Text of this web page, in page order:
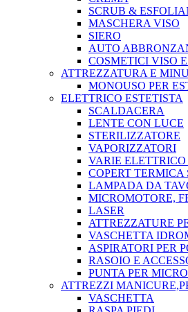
SCRUB &
MASCHERA VISO
SIERO
AUTO
COSMETICI VISO
ATTREZZATURA E
MONOUSO PER
ELETTRICO ESTETISTA
SCALDACERA
LENTE CON LUCE
STERILIZZATORE
VAPORIZZATORI
VARIE ELETTRICO
COPERT
LAMPADA DA
MICROMOTORE,
LASER
ATTREZZATURE
VASCHETTA
ASPIRATORI PER
RASOIO E
PUNTA PER
ATTREZZI
VASCHETTA